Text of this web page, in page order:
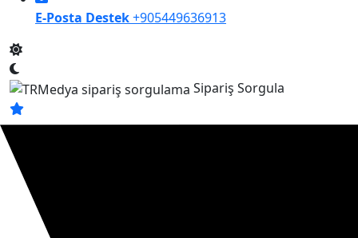
E-Posta Destek+905449636913
Sipariş Sorgula